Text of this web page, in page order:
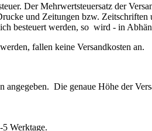
Der Mehrwertsteuersatz der
und Zeitungen bzw.
besteuert werden, so wird - in
fallen keine Versandkosten an.
Die genaue Höhe der
Werktage.